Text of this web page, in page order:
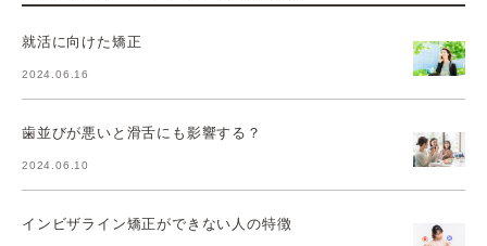
就活に向けた矯正
2024.06.16
歯並びが悪いと滑舌にも影響する？
2024.06.10
インビザライン矯正ができない人の特徴